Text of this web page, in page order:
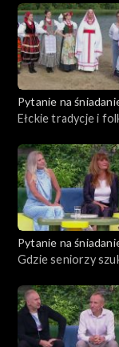
pomysł na
Pytanie na
Ełckie tradycje i
Pytanie na
Gdzie seniorzy